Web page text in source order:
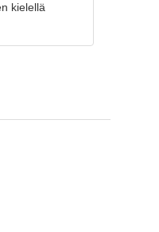
kielellä